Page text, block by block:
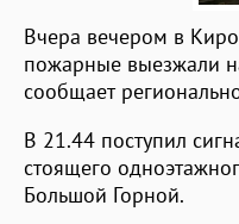
Вчера вечером в
пожарные выезжали
сообщает
В 21.44 поступил
стоящего
Большой Горной.